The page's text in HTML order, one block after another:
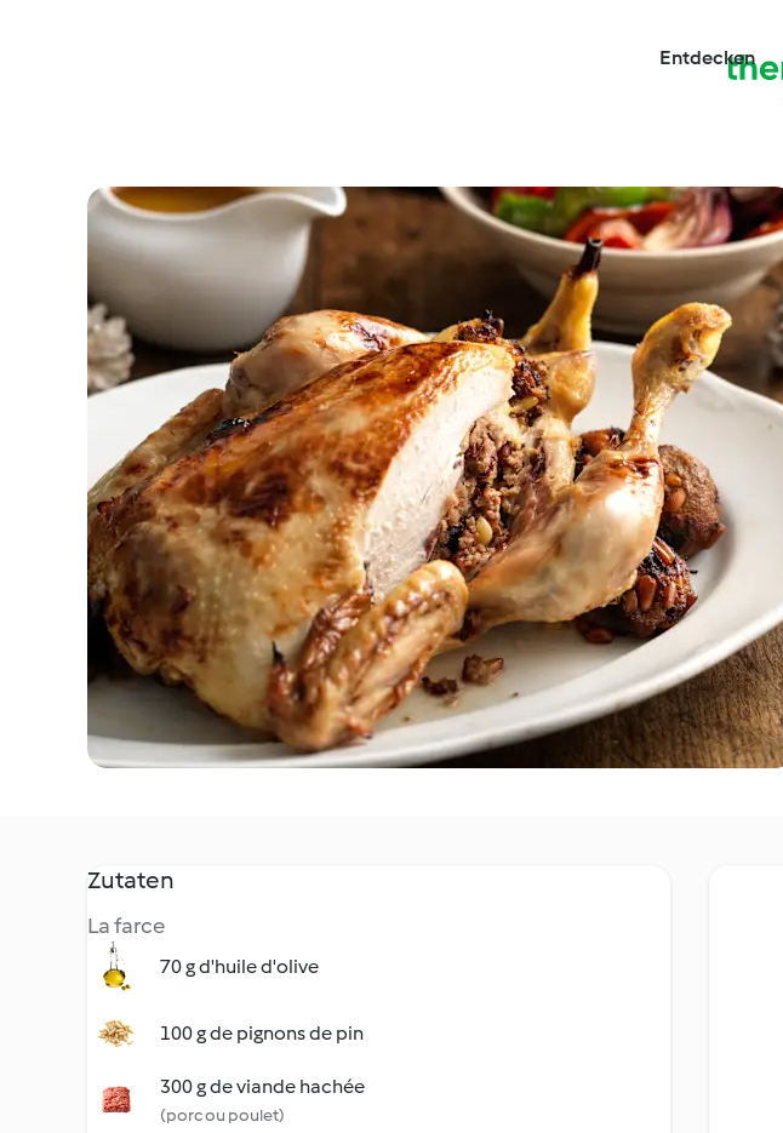
Entdecken
Zutaten
La farce
70 g d'huile d'olive
100 g de pignons de pin
300 g de viande hachée
(porc ou poulet)